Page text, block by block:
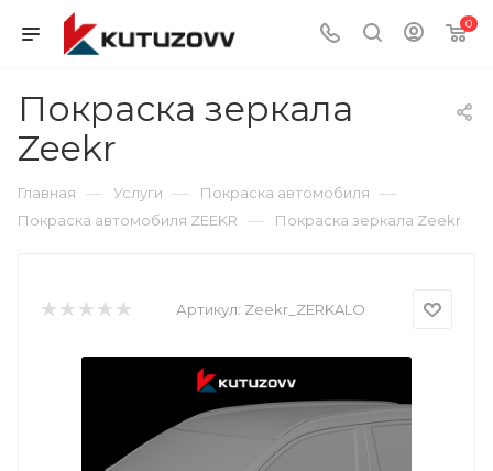
0
Покраска зеркала
Zeekr
Главная — Услуги — Покраска автомобиля —
Покраска автомобиля ZEEKR — Покраска зеркала Zeekr
Артикул: Zeekr_ZERKALO